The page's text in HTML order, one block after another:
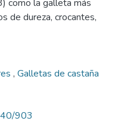
como la galleta más
de dureza, crocantes,
, Galletas de castaña
903